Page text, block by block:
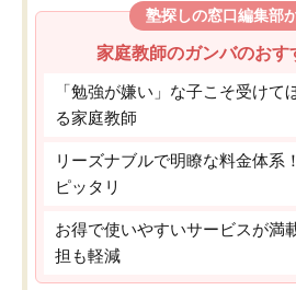
塾探しの窓口編集部
家庭教師のガンバのおす
「勉強が嫌い」な子こそ受けて
る家庭教師
リーズナブルで明瞭な料金体系
ピッタリ
お得で使いやすいサービスが満
担も軽減